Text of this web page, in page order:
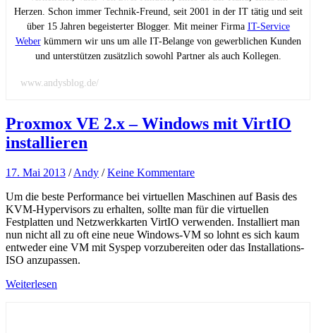
Herzen. Schon immer Technik-Freund, seit 2001 in der IT tätig und seit
über 15 Jahren begeisterter Blogger. Mit meiner Firma IT-Service
Weberkümmern wir uns um alle IT-Belange von gewerblichen Kunden
und unterstützen zusätzlich sowohl Partner als auch Kollegen.
www.andysblog.de/
Proxmox VE 2.x – Windows mit VirtIO
installieren
17. Mai 2013 /Andy /Keine Kommentare
Um die beste Performance bei virtuellen Maschinen auf Basis des
KVM-Hypervisors zu erhalten, sollte man für die virtuellen
Festplatten und Netzwerkkarten VirtIO verwenden. Installiert man
nun nicht all zu oft eine neue Windows-VM so lohnt es sich kaum
entweder eine VM mit Syspep vorzubereiten oder das Installations-
ISO anzupassen.
Weiterlesen